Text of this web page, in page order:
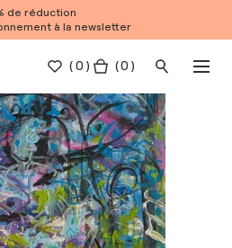
de réduction
à la newsletter
(0 ) ( 0 )